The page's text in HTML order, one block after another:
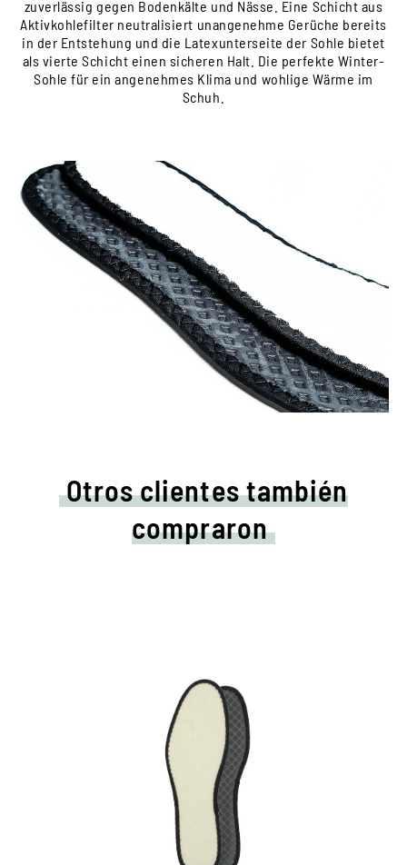
zuverlässig gegen Bodenkälte und Nässe. Eine Schicht aus
Aktivkohlefilter neutralisiert unangenehme Gerüche bereits
in der Entstehung und die Latexunterseite der Sohle bietet
als vierte Schicht einen sicheren Halt. Die perfekte Winter-
Sohle für ein angenehmes Klima und wohlige Wärme im
Schuh.
Otros clientes también
compraron
Suela de aluminio de
calentamiento.
Proporciona la máxima protección contra el
frío y el calor cómodo a través de una
innovadora construcción de 4 capas.